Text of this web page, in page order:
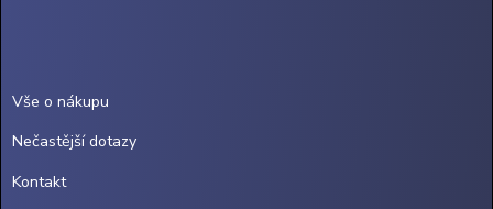
Vše o nákupu
Nečastější dotazy
Kontakt